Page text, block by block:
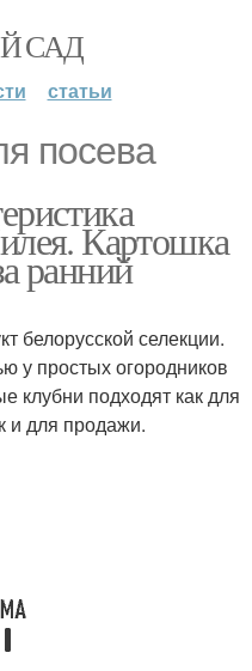
САД
статьи
посева
Картошка
ранний
белорусской селекции.
у простых огородников
клубни подходят как для
и для продажи.